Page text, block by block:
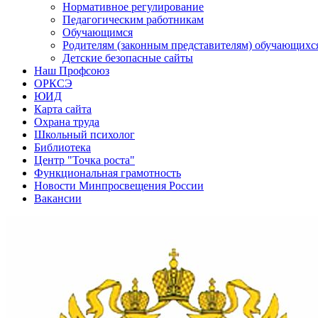
Нормативное регулирование
Педагогическим работникам
Обучающимся
Родителям (законным представителям)
Детские безопасные сайты
Наш Профсоюз
ОРКСЭ
ЮИД
Карта сайта
Охрана труда
Школьный психолог
Библиотека
Центр "Точка роста"
Функциональная грамотность
Новости Минпросвещения России
Вакансии